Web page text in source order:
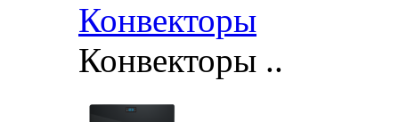
Конвекторы
Конвекторы ..